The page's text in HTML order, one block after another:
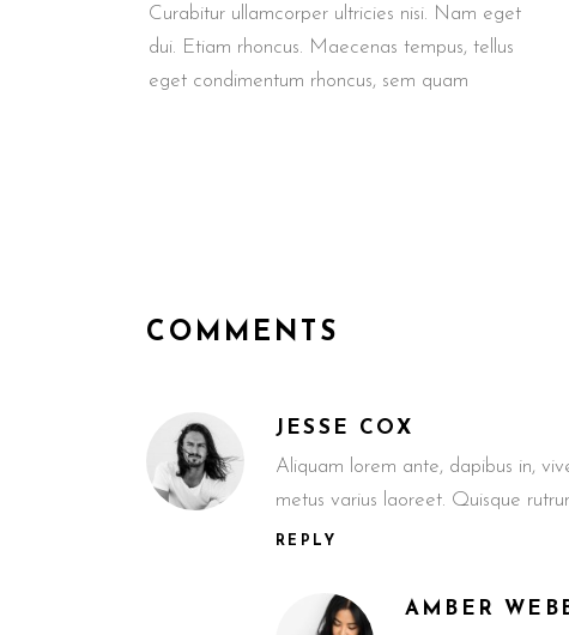
Curabitur ullamcorper ultricies nisi. Nam eget
dui. Etiam rhoncus. Maecenas tempus, tellus
eget condimentum rhoncus, sem quam
COMMENTS
JESSE COX
Aliquam lorem ante, dapibus in,
metus varius laoreet. Quisque
REPLY
AMBER